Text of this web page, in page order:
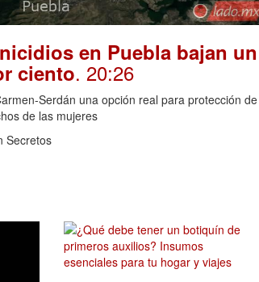
en Puebla bajan un
ciento. 20:26
Serdán una opción real para protección de
de las mujeres
Secretos